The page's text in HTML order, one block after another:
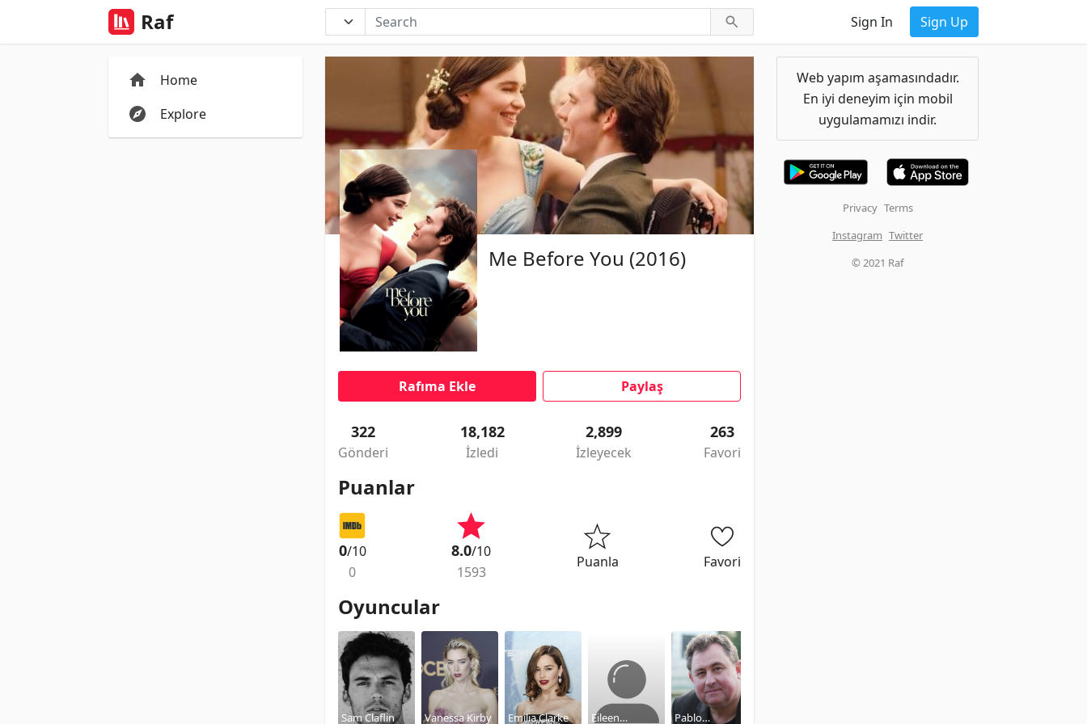
Raf Sign In Sign Up
Home
Explore
Me Before You (2016)
Rafıma Ekle Paylaş
322
Gönderi
18,182
İzledi
2,899
İzleyecek
263
Favori
Puanlar
0/10
0
8.0/10
1593
Puanla Favori
Oyuncular
Sam Claflin Vanessa Kirby Emilia Clarke Eileen Pablo
Web yapım aşamasındadır.
En iyi deneyim için mobil
uygulamamızı indir.
Privacy Terms
Instagram Twitter
© 2021 Raf